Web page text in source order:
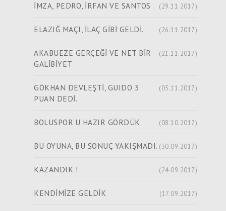
İMZA, PEDRO, İRFAN VE SANTOS (29.11.2017)
ELAZIĞ MAÇI, İLAÇ GİBİ GELDİ. (26.11.2017)
AKABUEZE GERÇEĞİ VE NET BİR
GALİBİYET
(21.11.2017)
GÖKHAN DEVLEŞTİ, GUIDO 3
PUAN DEDİ.
(05.11.2017)
BOLUSPOR'U HAZIR GÖRDÜK. (08.10.2017)
BU OYUNA, BU SONUÇ YAKIŞMADI. (30.09.2017)
KAZANDIK ! (24.09.2017)
KENDİMİZE GELDİK (17.09.2017)